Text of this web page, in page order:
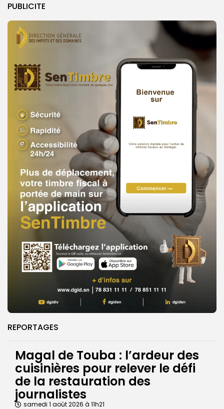
PUBLICITE
REPORTAGES
Magal de Touba : l’ardeur des
cuisinières pour relever le défi
de la restauration des
journalistes
samedi 1 août 2026 à 11h21